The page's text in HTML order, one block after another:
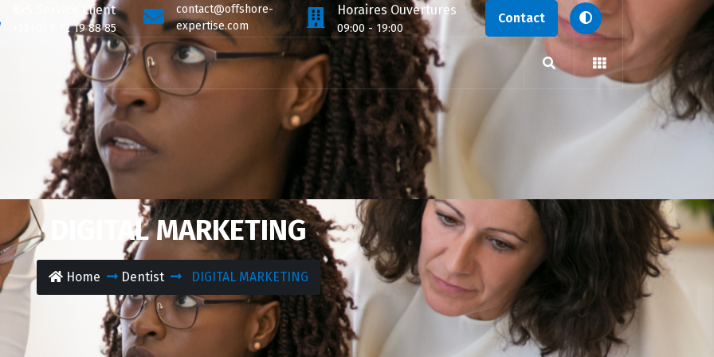
8x5 Service Client
+33 (0) 9 72 19 88 85
contact@offshore-
expertise.com
Horaires Ouvertures
09:00 - 19:00
Contact
DIGITAL MARKETING
Home Dentist DIGITAL MARKETING